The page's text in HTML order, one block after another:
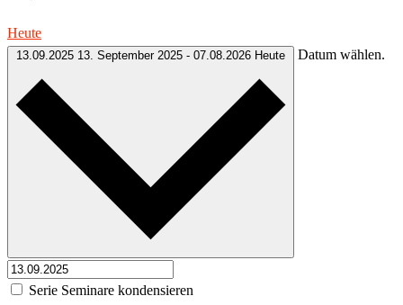
Heute
13.09.2025 13. September 2025 - 07.08.2026 Heute Datum wählen.
Serie Seminare kondensieren